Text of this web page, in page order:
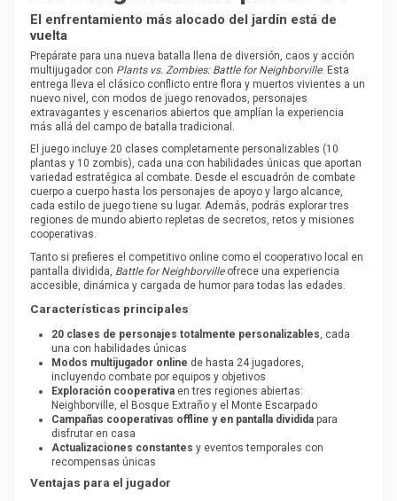
El enfrentamiento más alocado del jardín está de
vuelta
Prepárate para una nueva batalla llena de diversión, caos y acción
multijugador con Plants vs. Zombies: Battle for Neighborville. Esta
entrega lleva el clásico conflicto entre flora y muertos vivientes a un
nuevo nivel, con modos de juego renovados, personajes
extravagantes y escenarios abiertos que amplían la experiencia
más allá del campo de batalla tradicional.
El juego incluye 20 clases completamente personalizables (10
plantas y 10 zombis), cada una con habilidades únicas que aportan
variedad estratégica al combate. Desde el escuadrón de combate
cuerpo a cuerpo hasta los personajes de apoyo y largo alcance,
cada estilo de juego tiene su lugar. Además, podrás explorar tres
regiones de mundo abierto repletas de secretos, retos y misiones
cooperativas.
Tanto si prefieres el competitivo online como el cooperativo local en
pantalla dividida, Battle for Neighborvilleofrece una experiencia
accesible, dinámica y cargada de humor para todas las edades.
Características principales
20 clases de personajes totalmente personalizables , cada
una con habilidades únicas
Modos multijugador online de hasta 24 jugadores,
incluyendo combate por equipos y objetivos
Exploración cooperativa en tres regiones abiertas:
Neighborville, el Bosque Extraño y el Monte Escarpado
Campañas cooperativas offline y en pantalla dividida para
disfrutar en casa
Actualizaciones constantes y eventos temporales con
recompensas únicas
Ventajas para el jugador